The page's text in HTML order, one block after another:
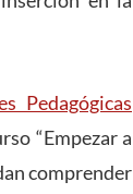
Pedagógicas
“Empezar a
comprender